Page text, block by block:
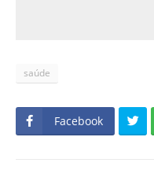
saúde
Facebook